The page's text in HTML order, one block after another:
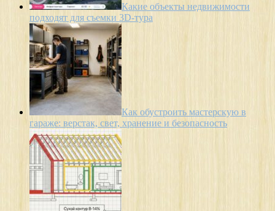
Какие объекты недвижимости
подходят для съемки 3D-тура
Как обустроить мастерскую в
гараже: верстак, свет, хранение и безопасность